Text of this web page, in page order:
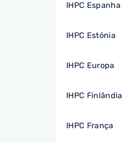
IHPC Espanha
IHPC Estónia
IHPC Europa
IHPC Finlândia
IHPC França